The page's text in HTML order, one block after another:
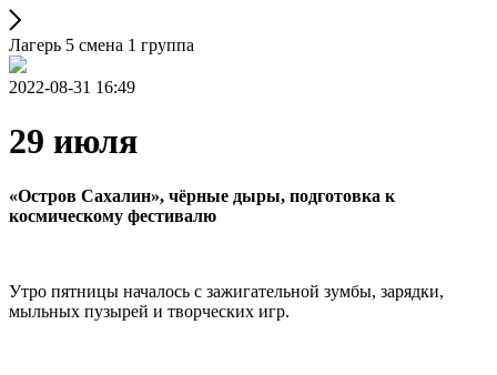
Лагерь 5 смена 1 группа
2022-08-31 16:49
29 июля
«Остров Сахалин», чёрные дыры, подготовка к
космическому фестивалю
Утро пятницы началось с зажигательной зумбы, зарядки,
мыльных пузырей и творческих игр.